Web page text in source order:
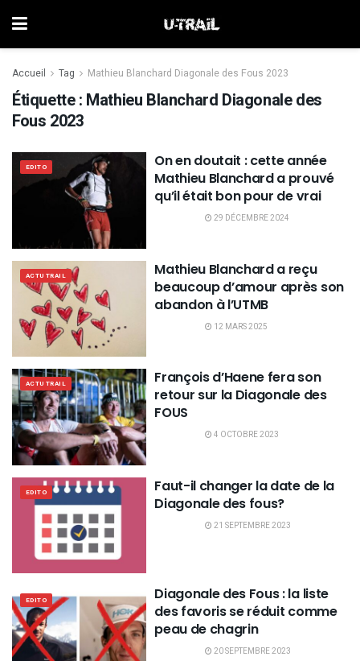
Accueil Tag Mathieu Blanchard Diagonale des Fous 2023
Étiquette : Mathieu Blanchard Diagonale des
Fous 2023
EDITO
On en doutait : cette année
Mathieu Blanchard a prouvé
qu’il était bon pour de vrai
29 DÉCEMBRE 2024
ACTU TRAIL
Mathieu Blanchard a reçu
beaucoup d’amour après son
abandon à l’UTMB
12 MARS 2025
ACTU TRAIL
François d’Haene fera son
retour sur la Diagonale des
FOUS
4 OCTOBRE 2023
EDITO
Faut-il changer la date de la
Diagonale des fous?
21 SEPTEMBRE 2023
EDITO
Diagonale des Fous : la liste
des favoris se réduit comme
peau de chagrin
20 SEPTEMBRE 2023